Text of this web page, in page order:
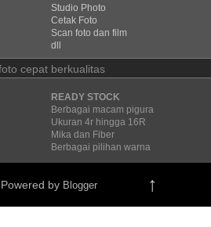
Studio Photo
Cetak Foto
Scan foto dan film
dll
cepat berkualitas
READY STOCK
Berbagai macam pigura
Ukuran 4r hingga 16R
Mika dan Fiber
Berbagai pilihan warna
Powered by Blogger ↑